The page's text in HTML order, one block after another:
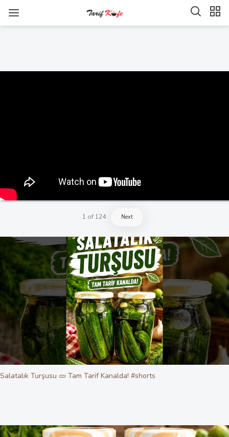
1 of 124 Next
Salatalık Turşusu 🥒 Tam Tarif Kanalda! #shorts